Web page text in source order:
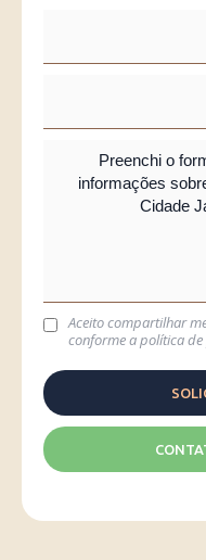
Aceito compartilhar
conforme apolítica